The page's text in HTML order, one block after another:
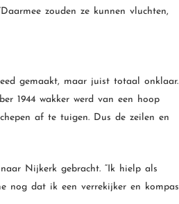
zouden ze kunnen vluchten,
gemaakt, maar juist totaal onklaar.
1944 wakker werd van een hoop
af te tuigen. Dus de zeilen en
Nijkerk gebracht. “Ik hielp als
nog dat ik een verrekijker en kompas